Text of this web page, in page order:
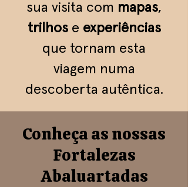
sua visita com mapas,
trilhose experiências
que tornam esta
viagem numa
descoberta autêntica.
Conheça as nossas
Fortalezas
Abaluartadas